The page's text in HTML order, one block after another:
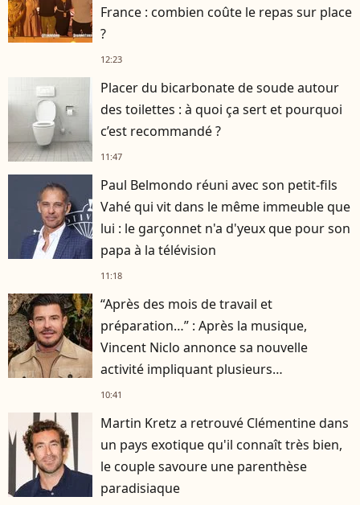
France : combien coûte le repas sur place
?
12:23
Placer du bicarbonate de soude autour
des toilettes : à quoi ça sert et pourquoi
c’est recommandé ?
11:47
Paul Belmondo réuni avec son petit-fils
Vahé qui vit dans le même immeuble que
lui : le garçonnet n'a d'yeux que pour son
papa à la télévision
11:18
“Après des mois de travail et
préparation…” : Après la musique,
Vincent Niclo annonce sa nouvelle
activité impliquant plusieurs
personnalités
10:41
Martin Kretz a retrouvé Clémentine dans
un pays exotique qu'il connaît très bien,
le couple savoure une parenthèse
paradisiaque